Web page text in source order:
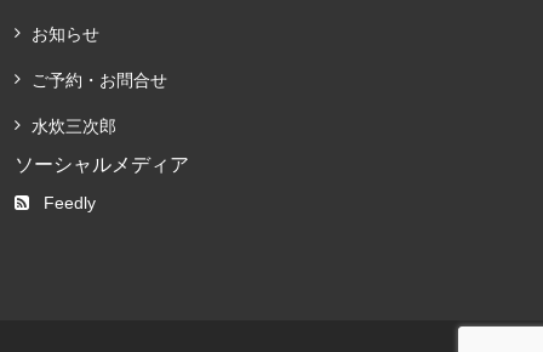
お知らせ
ご予約・お問合せ
水炊三次郎
ソーシャルメディア
Feedly